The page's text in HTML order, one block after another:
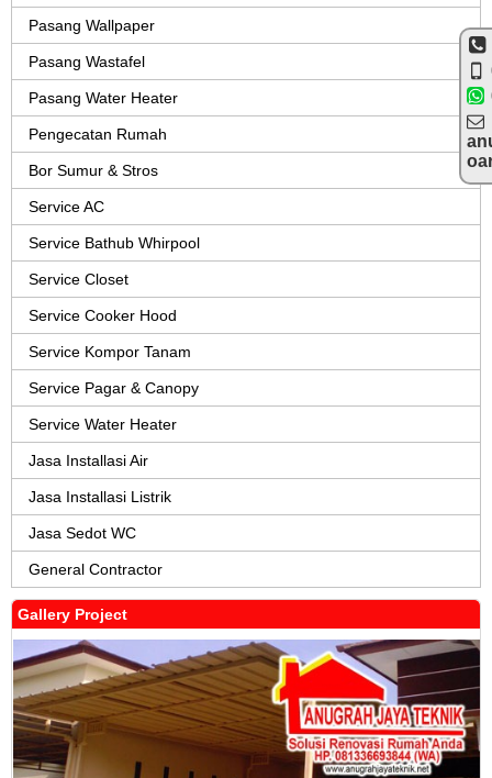
Pasang Wallpaper
Pasang Wastafel
Pasang Water Heater
Pengecatan Rumah
Bor Sumur & Stros
Service AC
Service Bathub Whirpool
Service Closet
Service Cooker Hood
Service Kompor Tanam
Service Pagar & Canopy
Service Water Heater
Jasa Installasi Air
Jasa Installasi Listrik
Jasa Sedot WC
General Contractor
Gallery Project